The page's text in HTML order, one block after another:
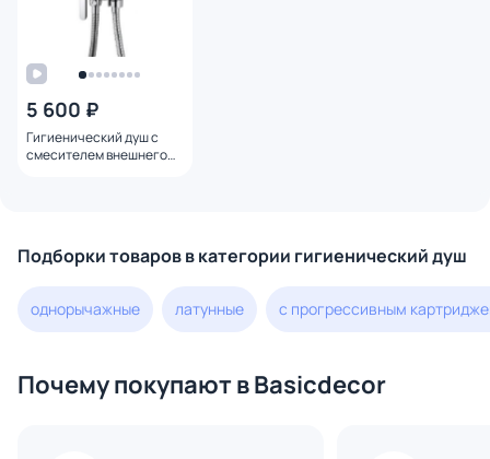
5 600 ₽
Гигиенический душ с
смесителем внешнего
Подборки товаров в категории гигиенический душ
однорычажные латунные с прогрессивным
Почему покупают в Basicdecor